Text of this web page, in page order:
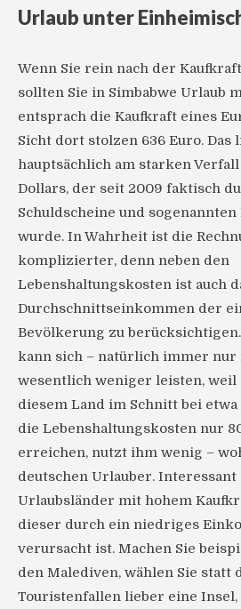
Urlaub unter
Wenn Sie rein nach der
sollten Sie in Simbabwe Urlaub
entsprach die Kaufkraft eines
Sicht dort stolzen 636 Euro.
hauptsächlich am starken Verfall
Dollars, der seit 2009 faktisch
Schuldscheine und
wurde. In Wahrheit ist die
komplizierter, denn neben den
Lebenshaltungskosten ist auch
Durchschnittseinkommen der
Bevölkerung zu
kann sich – natürlich immer
wesentlich weniger leisten, weil
diesem Land im Schnitt bei etwa
die Lebenshaltungskosten nur
erreichen, nutzt ihm wenig –
deutschen Urlauber. Interessant
Urlaubsländer mit hohem
dieser durch ein niedriges
verursacht ist. Machen Sie
den Malediven, wählen Sie statt
Touristenfallen lieber eine Insel,